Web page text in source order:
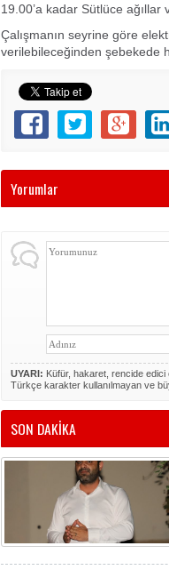
19.00’a kadar Sütlüce
Çalışmanın seyrine göre
verilebileceğinden şebekede
Yorumlar
UYARI: Küfür, hakaret, rencide edici
Türkçe karakter kullanılmayan ve
SON DAKİKA